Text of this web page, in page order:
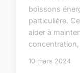
boissons
particulière.
aider à
10 mars 2024